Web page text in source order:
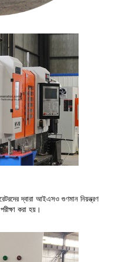
দ্বারা আইএসও গুণমান নিয়ন্ত্রণ
করা হয়।